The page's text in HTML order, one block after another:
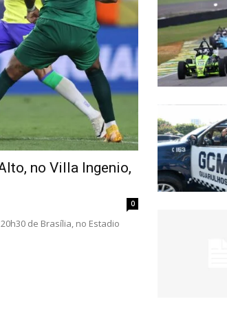
no Villa Ingenio,
0
de Brasília, no Estadio